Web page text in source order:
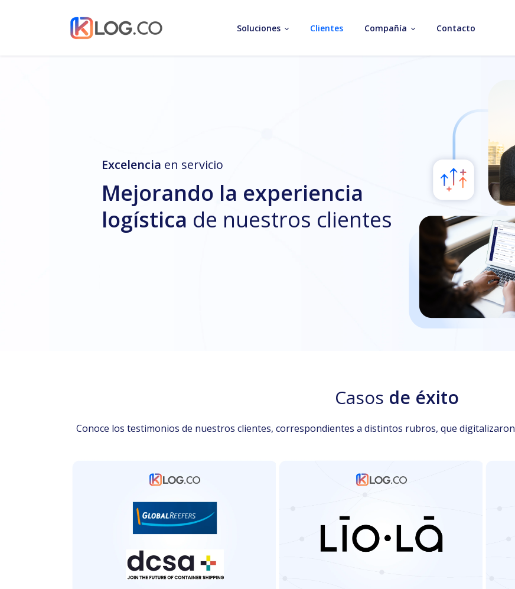
Soluciones Clientes Compañía Contacto
Excelencia en servicio
Mejorando la experiencia
logística de nuestros clientes
Casos de éxito
Conoce los testimonios de nuestros clientes, correspondientes a distintos rubros, que